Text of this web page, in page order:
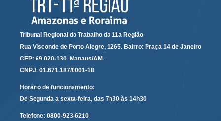
Tribunal Regional do Trabalho da 11a Região
Rua Visconde de Porto Alegre, 1265. Bairro: Praça 14 de Janeiro
CEP: 69.020-130. Manaus/AM.
CNPJ: 01.671.187/0001-18
Horário de funcionamento:
De Segunda a sexta-feira, das 7h30 às 14h30
Telefone: 0800-923-6210